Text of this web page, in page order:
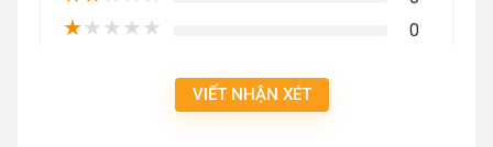
★★★★★ 0
VIẾT NHẬN XÉT